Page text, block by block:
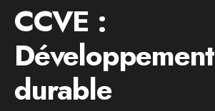
CCVE :
Développement
durable